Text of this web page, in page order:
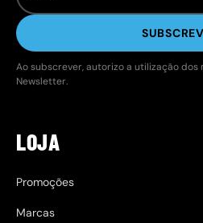
Ao subscrever, autorizo a utilização
Newsletter.
LOJA
Promoções
Marcas